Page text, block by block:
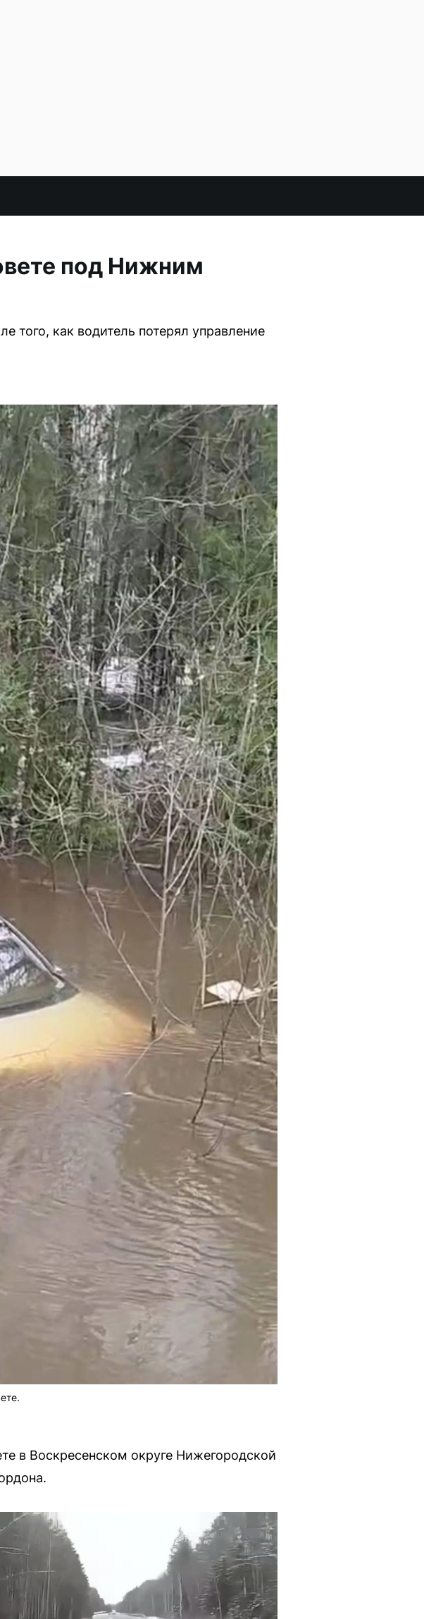
под Нижним
того, как водитель потерял управление
в Воскресенском округе Нижегородской